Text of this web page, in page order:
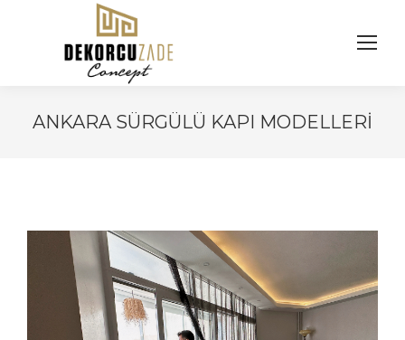
ANKARA SÜRGÜLÜ KAPI MODELLERI